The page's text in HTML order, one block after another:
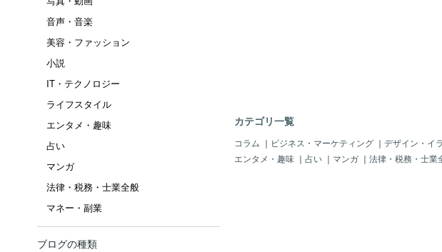
音声・音楽
美容・ファッション
小説
IT・テクノロジー
ライフスタイル
エンタメ・趣味
占い
マンガ
法律・税務・士業全般
マネー・副業
ブログの種類
カテゴリ一覧
コラム ｜ ビジネス・マーケティング ｜ デザイン・イ
エンタメ・趣味 ｜ 占い ｜ マンガ ｜ 法律・税務・士業